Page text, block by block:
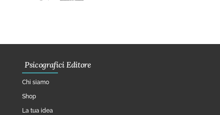
Psicografici Editore
Chi siamo
Shop
La tua idea